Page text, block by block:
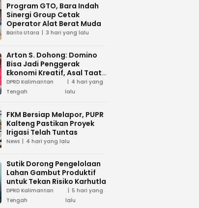
Program GTO, Bara Indah
Sinergi Group Cetak
Operator Alat Berat Muda
Barito Utara 3 hari yang lalu
Arton S. Dohong: Domino
Bisa Jadi Penggerak
Ekonomi Kreatif, Asal Taat
Aturan
DPRD Kalimantan
Tengah
4 hari yang
lalu
FKM Bersiap Melapor, PUPR
Kalteng Pastikan Proyek
Irigasi Telah Tuntas
News 4 hari yang lalu
Sutik Dorong Pengelolaan
Lahan Gambut Produktif
untuk Tekan Risiko Karhutla
DPRD Kalimantan
Tengah
5 hari yang
lalu